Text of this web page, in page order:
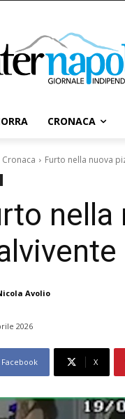
CRONACA
Cronaca Furto nella nuova
nella
Avolio
2026
Facebook X